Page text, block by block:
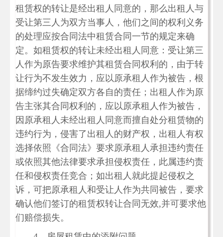
租赁权的转让是经出租人同意的，那么出租人与
受让第三人为双方当事人，他们之间的权利义务
的处理应按合同法中租赁合同一节的规定来确
定。如租赁权的转让未经出租人同意：受让第三
人作为原告要求维护其租赁合同权利的，由于转
让行为不发生效力，应以原承租人作为被告，根
据缔约过失确定双方各自的责任；出租人作为原
告主张其合同权利的，应以原承租人作为被告，
因原承租人未经出租人同意而擅自处分租赁物的
违约行为，侵害了出租人的财产权，出租人有权
选择依照《合同法》要求原承租人承担违约责任
或依照其他法律要求承担侵权责任，此属违约责
任和侵权责任竞合；如出租人就此提起侵权之
诉，可把原承租人和受让人作为共同被告，要求
确认他们签订的租赁权转让合同无效,并可要求他
们赔偿损失。